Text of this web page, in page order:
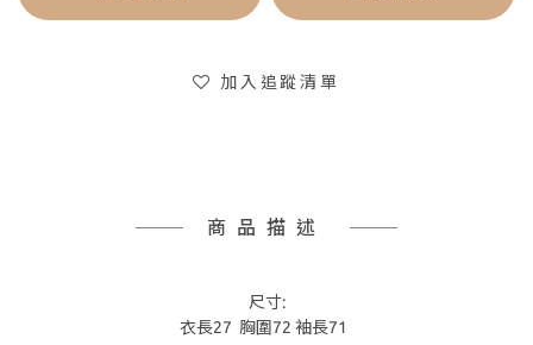
加入追蹤清單
商品描述
尺寸:
衣長27 胸圍72 袖長71